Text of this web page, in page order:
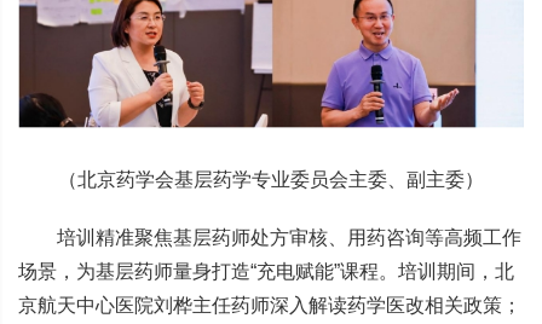
（北京药学会基层药学专业委员会主委、副主委）
培训精准聚焦基层药师处方审核、用药咨询等高频工作
场景，为基层药师量身打造“充电赋能”课程。培训期间，北
京航天中心医院刘桦主任药师深入解读药学医改相关政策；